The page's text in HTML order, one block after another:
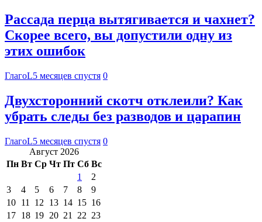
Рассада перца вытягивается и чахнет?
Скорее всего, вы допустили одну из
этих ошибок
ГлагоL5 месяцев спустя 0
Двухсторонний скотч отклеили? Как
убрать следы без разводов и царапин
ГлагоL5 месяцев спустя 0
Август 2026
Пн Вт Ср Чт Пт Сб Вс
1
2
3
4 5 6 7 8
9
10 11 12 13 14 15 16
17 18 19 20 21 22 23